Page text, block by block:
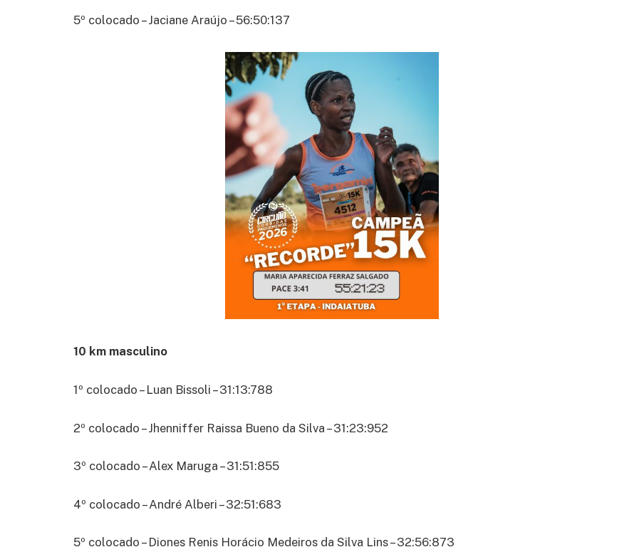
5º colocado – Jaciane Araújo – 56:50:137
10 km masculino
1º colocado – Luan Bissoli – 31:13:788
2º colocado – Jhenniffer Raissa Bueno da Silva – 31:23:952
3º colocado – Alex Maruga – 31:51:855
4º colocado – André Alberi – 32:51:683
5º colocado – Diones Renis Horácio Medeiros da Silva Lins – 32:56:873